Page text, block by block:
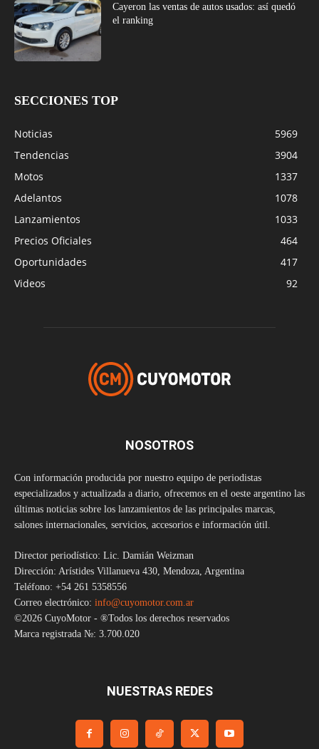
Cayeron las ventas de autos usados: así quedó
el ranking
SECCIONES TOP
Noticias
5969
Tendencias
3904
Motos
1337
Adelantos
1078
Lanzamientos
1033
Precios Oficiales
464
Oportunidades
417
Videos
92
NOSOTROS
Con información producida por nuestro equipo de periodistas
especializados y actualizada a diario, ofrecemos en el oeste argentino las
últimas noticias sobre los lanzamientos de las principales marcas,
salones internacionales, servicios, accesorios e información útil.
Director periodístico: Lic. Damián Weizman
Dirección: Arístides Villanueva 430, Mendoza, Argentina
Teléfono: +54 261 5358556
Correo electrónico: info@cuyomotor.com.ar
©2026 CuyoMotor - ®Todos los derechos reservados
Marca registrada №: 3.700.020
NUESTRAS REDES